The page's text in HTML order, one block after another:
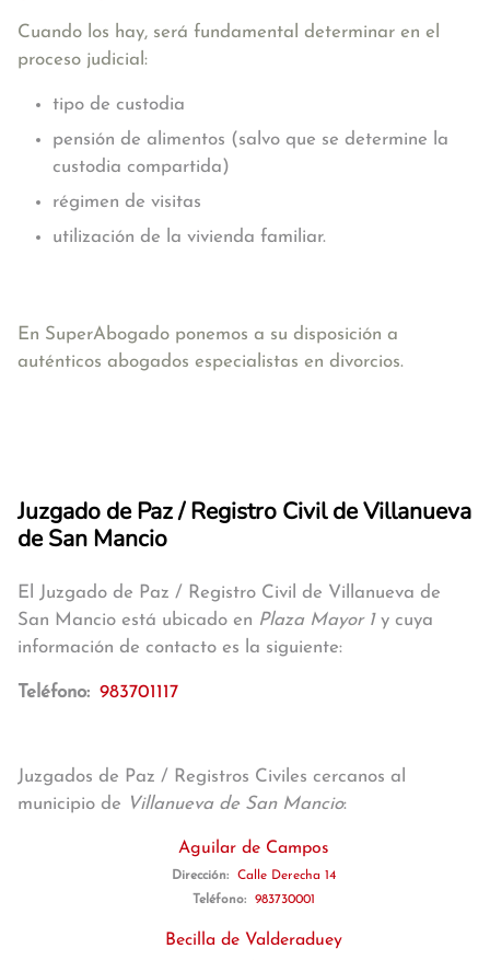
Cuando los hay, será fundamental determinar en el
proceso judicial:
tipo de custodia
pensión de alimentos (salvo que se determine la
custodia compartida)
régimen de visitas
utilización de la vivienda familiar.
En SuperAbogado ponemos a su disposición a
auténticos abogados especialistas en divorcios.
Juzgado de Paz / Registro Civil de Villanueva
de San Mancio
El Juzgado de Paz / Registro Civil de Villanueva de
San Mancio está ubicado en Plaza Mayor 1y cuya
información de contacto es la siguiente:
Teléfono: 983701117
Juzgados de Paz / Registros Civiles cercanos al
municipio de Villanueva de San Mancio:
Aguilar de Campos
Dirección:
Calle Derecha 14
Teléfono:
983730001
Becilla de Valderaduey